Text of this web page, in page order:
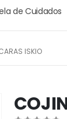
de Cuidados
ISKIO